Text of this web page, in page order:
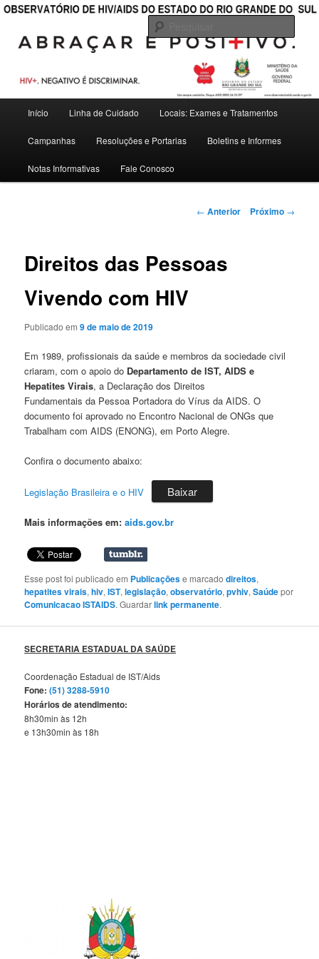
OBSERVATÓRIO DE HIV/AIDS DO
ESTADO DO RIO GRANDE DO SUL
Pular
para
o
Início Linha de Cuidado Locais: Exames e Tratamentos
Campanhas Resoluções e Portarias Boletins e Informes
Notas Informativas Fale Conosco
Navegação
← Anterior Próximo →
Direitos das Pessoas
Vivendo com HIV
Publicado em9 de maio de 2019
Em 1989, profissionais da saúde e membros da sociedade civil
criaram, com o apoio do Departamento de IST, AIDS e
Hepatites Virais, a Declaração dos Direitos
Fundamentais da Pessoa Portadora do Vírus da AIDS. O
documento foi aprovado no Encontro Nacional de ONGs que
Trabalham com AIDS (ENONG), em Porto Alegre.
Confira o documento abaixo:
Legislação Brasileira e o HIV Baixar
Mais informações em:aids.gov.br
Esse post foi publicado em Publicaçõese marcadodireitos,
hepatites virais,hiv,IST,legislação,observatório,pvhiv,Saúdepor
Comunicacao ISTAIDS. Guardarlink permanente.
SECRETARIA ESTADUAL DA SAÚDE
Coordenação Estadual de IST/Aids
Fone: (51) 3288-5910
Horários de atendimento:
8h30min às 12h
e 13h30min às 18h